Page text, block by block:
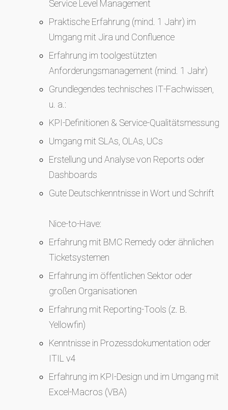
Service Level Management
Praktische Erfahrung (mind. 1 Jahr) im
Umgang mit Jira und Confluence
Erfahrung im toolgestützten
Anforderungsmanagement (mind. 1 Jahr)
Grundlegendes technisches IT‑Fachwissen,
u. a.:
KPI‑Definitionen & Service‑Qualitätsmessung
Umgang mit SLAs, OLAs, UCs
Erstellung und Analyse von Reports oder
Dashboards
Gute Deutschkenntnisse in Wort und Schrift
Nice‑to‑Have:
Erfahrung mit BMC Remedy oder ähnlichen
Ticketsystemen
Erfahrung im öffentlichen Sektor oder
großen Organisationen
Erfahrung mit Reporting‑Tools (z. B.
Yellowfin)
Kenntnisse in Prozessdokumentation oder
ITIL v4
Erfahrung im KPI‑Design und im Umgang mit
Excel‑Macros (VBA)